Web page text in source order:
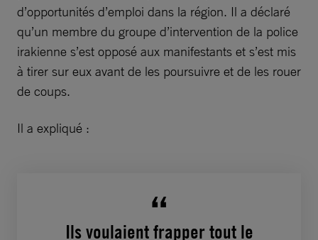
d’opportunités d’emploi dans la région. Il a déclaré
qu’un membre du groupe d’intervention de la police
irakienne s’est opposé aux manifestants et s’est mis
à tirer sur eux avant de les poursuivre et de les rouer
de coups.
Il a expliqué :
Ils voulaient frapper tout le